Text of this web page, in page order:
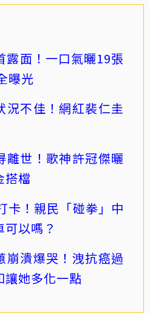
露面！一口氣曬19張
曝光
況不佳！網紅裴仁圭
離世！歌神許冠傑曬
搭檔
卡！親民「碰拳」中
以嗎？
崩潰爆哭！洩抗癌過
讓她多化一點